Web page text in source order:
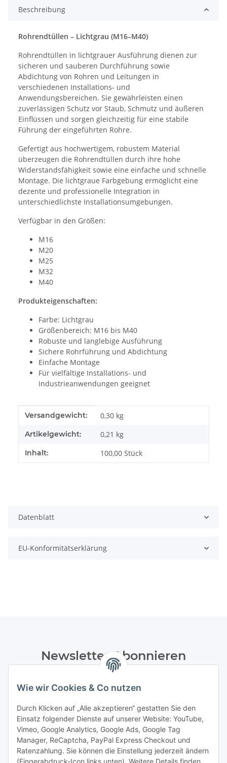
Wie wir Cookies & Co nutzen
Durch Klicken auf „Alle akzeptieren“ gestatten Sie den
Einsatz folgender Dienste auf unserer Website: YouTube,
Vimeo, Google Analytics, Google Ads, Google Tag
Manager, ReCaptcha, PayPal Express Checkout und
Ratenzahlung. Sie können die Einstellung jederzeit ändern
Beschreibung
Rohrendtüllen – Lichtgrau (M16–M40)
Rohrendtüllen in lichtgrauer Ausführung dienen zur
sicheren und sauberen Durchführung sowie
Abdichtung von Rohren und Leitungen in
verschiedenen Installations- und
Anwendungsbereichen. Sie gewährleisten einen
zuverlässigen Schutz vor Staub, Schmutz und äußeren
Einflüssen und sorgen gleichzeitig für eine stabile
Führung der eingeführten Rohre.
Gefertigt aus hochwertigem, robustem Material
überzeugen die Rohrendtüllen durch ihre hohe
Widerstandsfähigkeit sowie eine einfache und schnelle
Montage. Die lichtgraue Farbgebung ermöglicht eine
dezente und professionelle Integration in
unterschiedlichste Installationsumgebungen.
Verfügbar in den Größen:
M16
M20
M25
M32
M40
Produkteigenschaften:
Farbe: Lichtgrau
Größenbereich: M16 bis M40
Robuste und langlebige Ausführung
Sichere Rohrführung und Abdichtung
Einfache Montage
Für vielfältige Installations- und
Industrieanwendungen geeignet
Produkteigenschaft
Wert
Versandgewicht: 0,30 kg
Artikelgewicht: 0,21 kg
Inhalt: 100,00 Stück
Datenblatt
EU-Konformitätserklärung
Newsletter Abonnieren
Datenschutzerklärungregelmäßig und jederzeit widerruflich
Abonnieren
Informationen